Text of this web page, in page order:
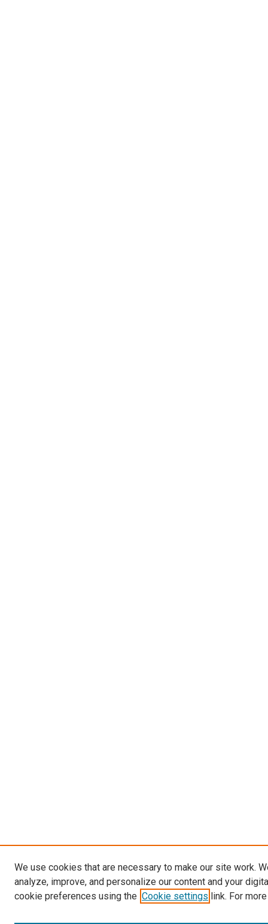
We use cookies that are necessary to make our site work.
analyze, improve, and personalize our content and your
cookie preferences using the Cookie settings link. For